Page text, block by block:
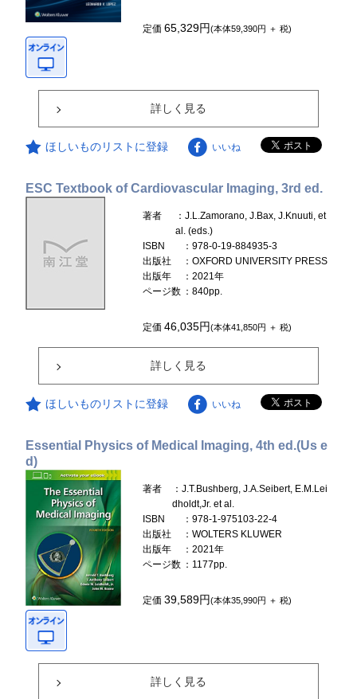
定価65,329円(本体59,390円 ＋ 税)
詳しく見る
ほしいものリストに登録 いいね
ESC Textbook of Cardiovascular Imaging, 3rd ed.
著者
：J.L.Zamorano, J.Bax, J.Knuuti, et
al. (eds.)
ISBN
：978-0-19-884935-3
出版社
：OXFORD UNIVERSITY PRESS
出版年
：2021年
ページ数 ：840pp.
定価46,035円(本体41,850円 ＋ 税)
詳しく見る
ほしいものリストに登録 いいね
Essential Physics of Medical Imaging, 4th ed.(Us e
d)
著者
：J.T.Bushberg, J.A.Seibert, E.M.Lei
dholdt,Jr. et al.
ISBN
：978-1-975103-22-4
出版社
：WOLTERS KLUWER
出版年
：2021年
ページ数 ：1177pp.
定価39,589円(本体35,990円 ＋ 税)
詳しく見る